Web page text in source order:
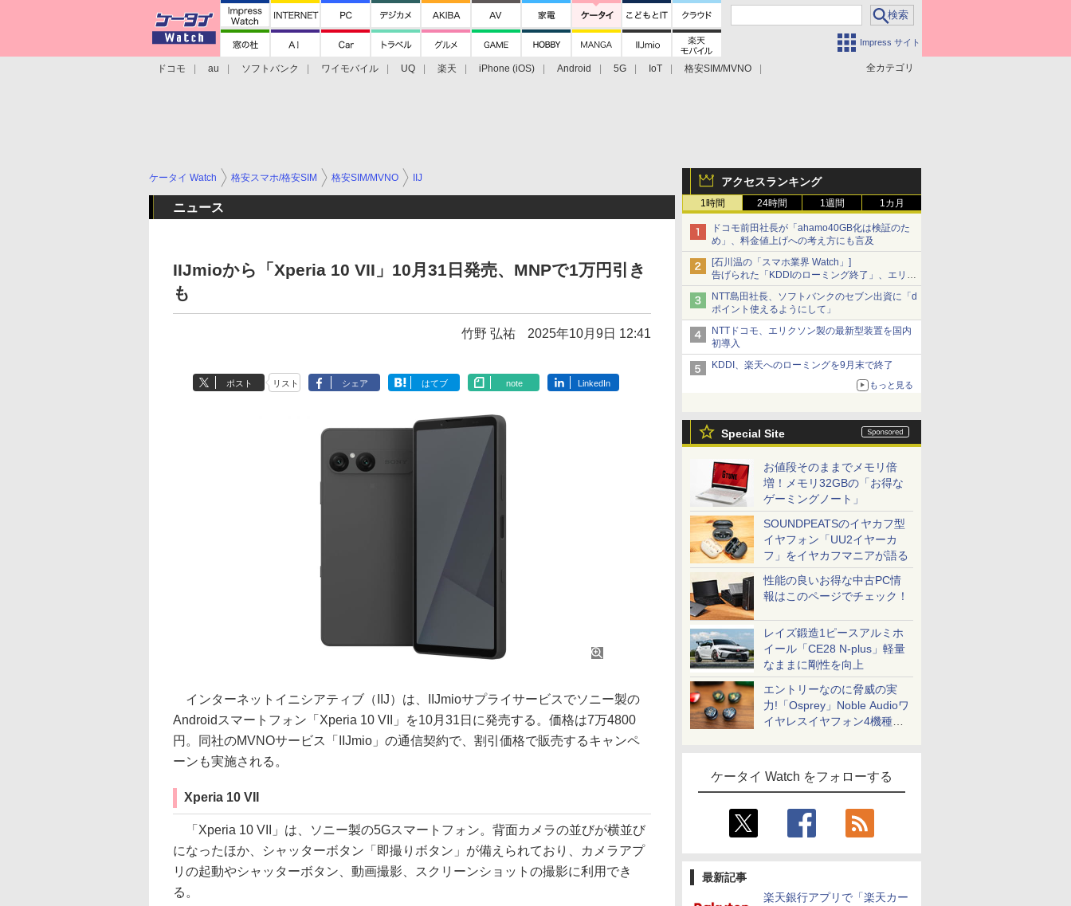
Impress サイト
全カテゴリ
ドコモ au ソフトバンク ワイモバイル UQ 楽天 iPhone (iOS) Android 5G IoT
格安SIM/MVNO
アクセスランキング
1時間 24時間 1週間 1カ月
ドコモ前田社長が「ahamo40GB化は検証のた
め」、料金値上げへの考え方にも言及
[石川温の「スマホ業界 Watch」]
告げられた「KDDIのローミング終了」、エリア
マップの落とし穴と楽天モバイルの課題
NTT島田社長、ソフトバンクのセブン出資に「d
ポイント使えるようにして」
NTTドコモ、エリクソン製の最新型装置を国内
初導入
KDDI、楽天へのローミングを9月末で終了
もっと見る
Special Site
お値段そのままでメモリ倍
増！メモリ32GBの「お得な
ゲーミングノート」
SOUNDPEATSのイヤカフ型
イヤフォン「UU2イヤーカ
フ」をイヤカフマニアが語る
性能の良いお得な中古PC情
報はこのページでチェック！
レイズ鍛造1ピースアルミホ
イール「CE28 N-plus」軽量
なままに剛性を向上
エントリーなのに脅威の実
力!「Osprey」Noble Audioワ
イヤレスイヤフォン4機種を
ケータイ Watch をフォローする
最新記事
楽天銀行アプリで「楽天カー
ケータイ Watch 格安スマホ/格安SIM 格安SIM/MVNO IIJ
ニュース
IIJmioから「Xperia 10 VII」10月31日発売、MNPで1万円引き
も
竹野 弘祐 2025年10月9日 12:41
ポスト リスト シェア はてブ note LinkedIn
インターネットイニシアティブ（IIJ）は、IIJmioサプライサービスでソニー製の
Androidスマートフォン「Xperia 10 VII」を10月31日に発売する。価格は7万4800
円。同社のMVNOサービス「IIJmio」の通信契約で、割引価格で販売するキャンペ
ーンも実施される。
Xperia 10 VII
「Xperia 10 VII」は、ソニー製の5Gスマートフォン。背面カメラの並びが横並び
になったほか、シャッターボタン「即撮りボタン」が備えられており、カメラアプ
リの起動やシャッターボタン、動画撮影、スクリーンショットの撮影に利用でき
る。